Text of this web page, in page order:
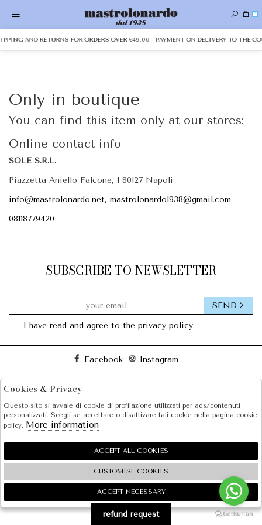
0
AND RETURNS FOR ORDERS OVER €49.00 - PAYMENT ON DELIVERY TO THE
Only in boutique
You can find this item only at our stores:
Online contact info
SOLE S.R.L.
Piazzetta Aniello Falcone, 1 80127 Napoli
info@mastrolonardo.net, mastrolonardo1938@gmail.com
08118779420
SUBSCRIBE TO NEWSLETTER
I have read and agree to the privacy policy.
SEND
Facebook Instagram
SHOPPING
EXTRA
gruppo Zucchetti
🍪
refund request
Cookies & Privacy
Questo sito si avvale di cookie di profilazione utilizzati per ads/contenuti
personalizzati. Scegli se accettare o disattivare tali cookie nella pagina cookie
policy. More information
ACCEPT ALL COOKIES
CUSTOMISE COOKIES
ACCEPT NECESSARY